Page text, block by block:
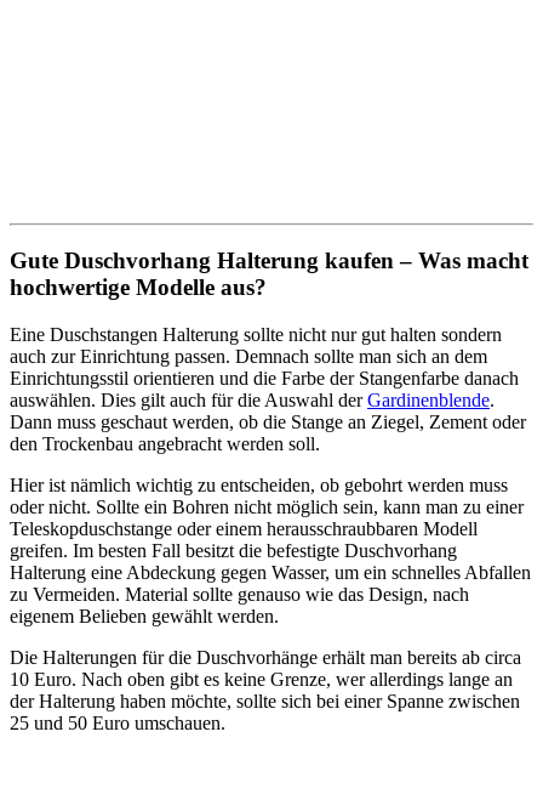
Gute Duschvorhang Halterung kaufen – Was macht
hochwertige Modelle aus?
Eine Duschstangen Halterung sollte nicht nur gut halten sondern
auch zur Einrichtung passen. Demnach sollte man sich an dem
Einrichtungsstil orientieren und die Farbe der Stangenfarbe danach
auswählen. Dies gilt auch für die Auswahl derGardinenblende.
Dann muss geschaut werden, ob die Stange an Ziegel, Zement oder
den Trockenbau angebracht werden soll.
Hier ist nämlich wichtig zu entscheiden, ob gebohrt werden muss
oder nicht. Sollte ein Bohren nicht möglich sein, kann man zu einer
Teleskopduschstange oder einem herausschraubbaren Modell
greifen. Im besten Fall besitzt die befestigte Duschvorhang
Halterung eine Abdeckung gegen Wasser, um ein schnelles Abfallen
zu Vermeiden. Material sollte genauso wie das Design, nach
eigenem Belieben gewählt werden.
Die Halterungen für die Duschvorhänge erhält man bereits ab circa
10 Euro. Nach oben gibt es keine Grenze, wer allerdings lange an
der Halterung haben möchte, sollte sich bei einer Spanne zwischen
25 und 50 Euro umschauen.